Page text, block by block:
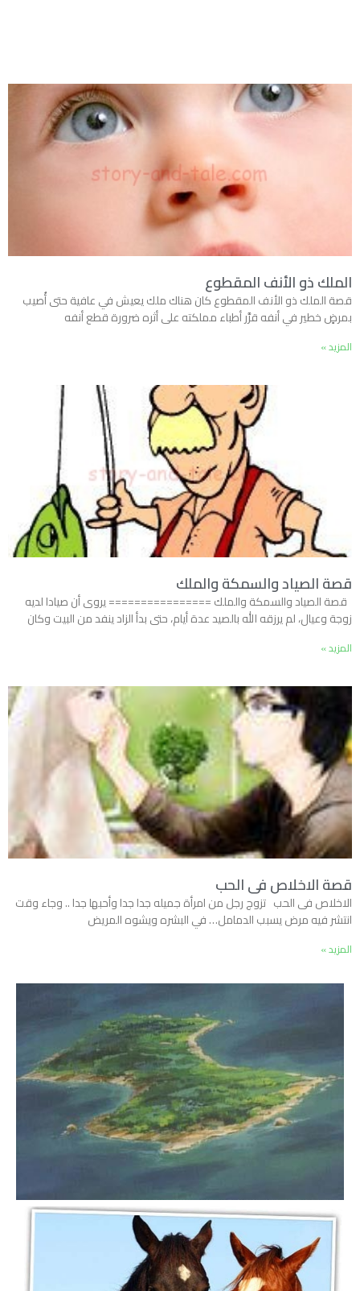
الملك ذو الأنف المقطوع
قصة الملك ذو الأنف المقطوع كان هناك ملك يعيش في عافية حتى أُصيب
بمرضٍ خطير في أنفه قرَّر أطباء مملكته على أثره ضرورة قطع أنفه
المزيد »
قصة الصياد والسمكة والملك
قصة الصياد والسمكة والملك ================ يروى أن صيادا لديه
زوجة وعيال، لم يرزقه الله بالصيد عدة أيام، حتى بدأ الزاد ينفد من البيت وكان
المزيد »
قصة الاخلاص فى الحب
الاخلاص فى الحب تزوج رجل من امرأة جميله جدا جدا وأحبها جدا .. وجاء وقت
انتشر فيه مرض يسبب الدمامل… في البشره ويشوه المريض
المزيد »